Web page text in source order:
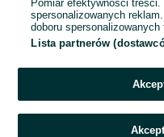
1
Pomiar efektywności
spersonalizowanych
doboru spersonalizowanych
Lista partnerów